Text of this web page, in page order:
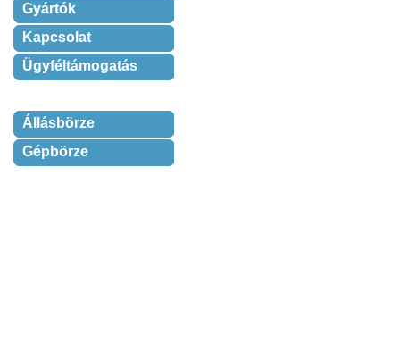
Gyártók
Kapcsolat
Ügyféltámogatás
Állásbörze
Gépbörze